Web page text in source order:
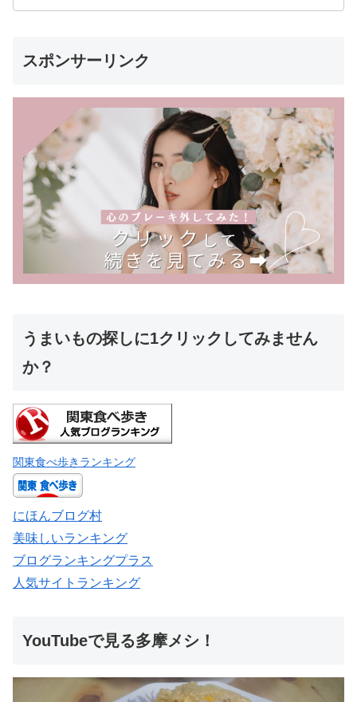
スポンサーリンク
うまいもの探しに1クリックしてみません
か？
関東食べ歩きランキング
にほんブログ村
美味しいランキング
ブログランキングプラス
人気サイトランキング
YouTubeで見る多摩メシ！